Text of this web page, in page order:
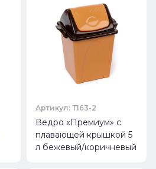
Артикул: Т163-2
Ведро «Премиум» с
плавающей крышкой 5
л бежевый/коричневый